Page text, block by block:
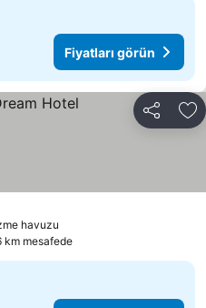
Fiyatları görün
Paylaş
havuzu
görün
km mesafede